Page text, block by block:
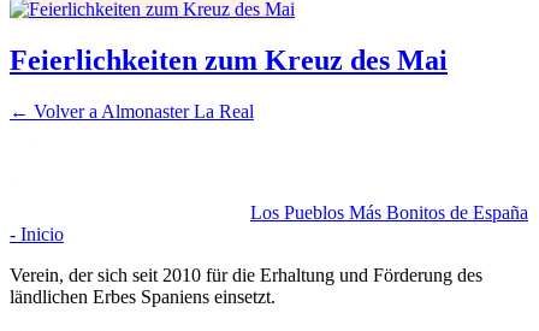
Feierlichkeiten zum Kreuz des Mai
← Volver a Almonaster La Real
Los Pueblos Más Bonitos de España
- Inicio
Verein, der sich seit 2010 für die Erhaltung und Förderung des
ländlichen Erbes Spaniens einsetzt.